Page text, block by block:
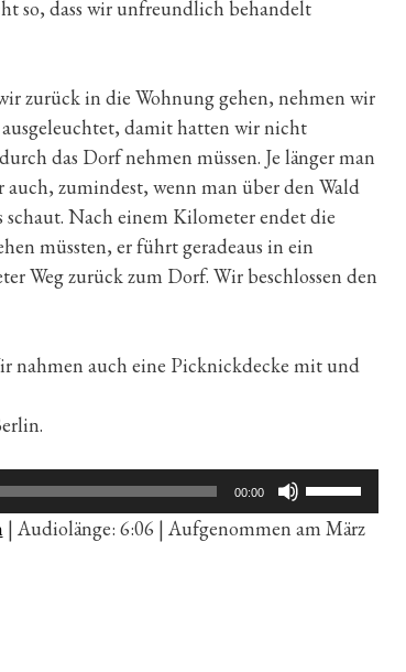
so, dass wir unfreundlich behandelt
zurück in die Wohnung gehen, nehmen wir
damit hatten wir nicht
das Dorf nehmen müssen. Je länger man
zumindest, wenn man über den Wald
Nach einem Kilometer endet die
müssten, er führt geradeaus in ein
Weg zurück zum Dorf. Wir beschlossen den
nahmen auch eine Picknickdecke mit und
00:00
Pfeiltasten
Hoch/Runter
benutzen,
| Audiolänge: 6:06 | Aufgenommen am März